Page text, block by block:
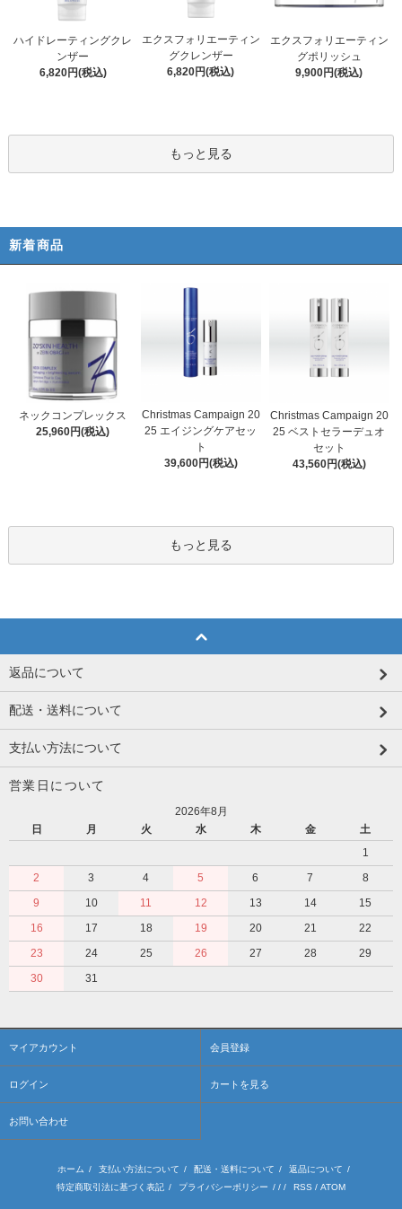
ハイドレーティングクレ
ンザー
6,820円(税込)
エクスフォリエーティン
グクレンザー
6,820円(税込)
エクスフォリエーティン
グポリッシュ
9,900円(税込)
もっと見る
新着商品
ネックコンプレックス
25,960円(税込)
Christmas Campaign 20
25 エイジングケアセッ
ト
39,600円(税込)
Christmas Campaign 20
25 ベストセラーデュオ
セット
43,560円(税込)
もっと見る
返品について
配送・送料について
支払い方法について
営業日について
2026年8月
日
月 火 水 木 金
土
1
2
3 4 5 6 7
8
9
10 11 12 13 14
15
16
17 18 19 20 21
22
23
24 25 26 27 28
29
30
31
マイアカウント 会員登録
ログイン カートを見る
お問い合わせ
ホーム / 支払い方法について / 配送・送料について / 返品について /
特定商取引法に基づく表記 / プライバシーポリシー / / / RSS / ATOM